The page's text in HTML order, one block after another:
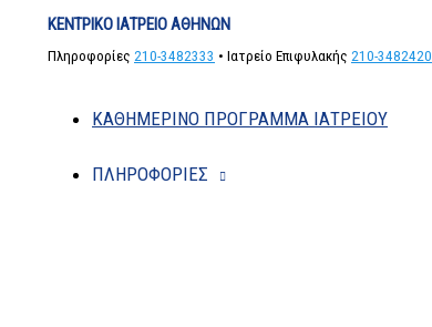
Μετάβαση
ΚΕΝΤΡΙΚΟ ΙΑΤΡΕΙΟ ΑΘΗΝΩΝ
Πληροφορίες 210-3482333 • Ιατρείο Επιφυλακής 210-3482420
ΚΑΘΗΜΕΡΙΝΟ ΠΡΟΓΡΑΜΜΑ ΙΑΤΡΕΙΟΥ
ΠΛΗΡΟΦΟΡΙΕΣ